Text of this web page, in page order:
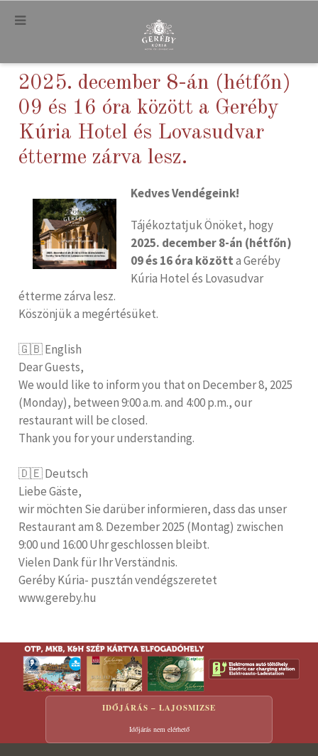
.
2025. december 8-án (hétfőn)
09 és 16 óra között a Geréby
Kúria Hotel és Lovasudvar
étterme zárva lesz.
Kedves Vendégeink!
Tájékoztatjuk Önöket, hogy
2025. december 8-án (hétfőn)
09 és 16 óra közötta Geréby
Kúria Hotel és Lovasudvar
étterme zárva lesz.
Köszönjük a megértésüket.
🇬🇧 English
Dear Guests,
We would like to inform you that on December 8, 2025
(Monday), between 9:00 a.m. and 4:00 p.m., our
restaurant will be closed.
Thank you for your understanding.
🇩🇪 Deutsch
Liebe Gäste,
wir möchten Sie darüber informieren, dass das unser
Restaurant am 8. Dezember 2025 (Montag) zwischen
9:00 und 16:00 Uhr geschlossen bleibt.
Vielen Dank für Ihr Verständnis.
Geréby Kúria- pusztán vendégszeretet
www.gereby.hu
IDŐJÁRÁS – LAJOSMIZSE
Időjárás nem elérhető